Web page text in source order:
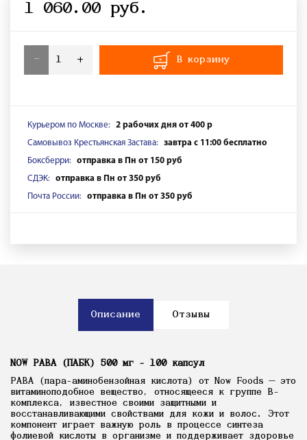
1 060.00 руб.
- + В корзину
Курьером по Москве:
2 рабочих дня от 400 р
Самовывоз Крестьянская Застава:
завтра с 11:00 бесплатно
Боксберри:
отправка в Пн от 150 руб
СДЭК:
отправка в Пн от 350 руб
Почта России:
отправка в Пн от 350 руб
Описание Отзывы
NOW PABA (ПАБК) 500 мг - 100 капсул
PABA (пара-аминобензойная кислота) от Now Foods — это
витаминоподобное вещество, относящееся к группе В-
комплекса, известное своими защитными и
восстанавливающими свойствами для кожи и волос. Этот
компонент играет важную роль в процессе синтеза
фолиевой кислоты в организме и поддерживает здоровье